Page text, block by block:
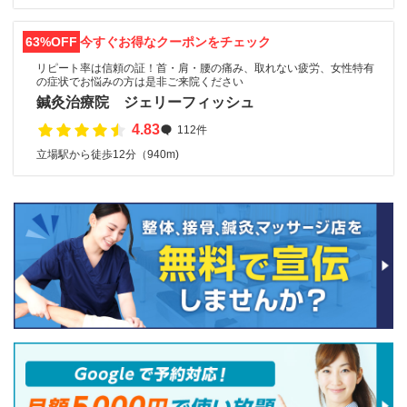
63%OFF 今すぐお得なクーポンをチェック
リピート率は信頼の証！首・肩・腰の痛み、取れない疲労、女性特有
の症状でお悩みの方は是非ご来院ください
鍼灸治療院 ジェリーフィッシュ
4.83
112件
立場駅から徒歩12分（940m)